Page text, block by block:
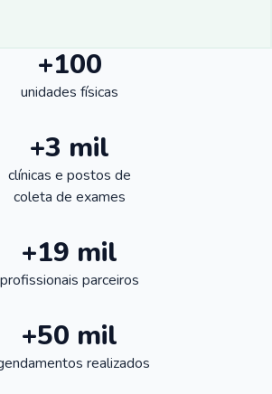
+100
unidades físicas
+3 mil
clínicas e postos de
coleta de exames
+19 mil
profissionais parceiros
+50 mil
realizados